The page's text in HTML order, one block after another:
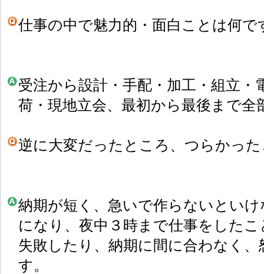
仕事の中で魅力的・面白ことは何で
受注から設計・手配・加工・組立・
荷・現地立会、最初から最後まで
逆に大変だったところ、つらかっ
納期が短く、急いで作らないとい
になり、夜中３時まで仕事をした
失敗したり、納期に間に合わなく
す。